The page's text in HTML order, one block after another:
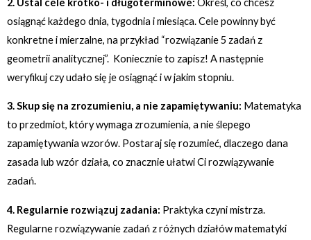
osiągnąć każdego dnia, tygodnia i miesiąca. Cele powinny być
konkretne i mierzalne, na przykład “rozwiązanie 5 zadań z
geometrii analitycznej”. Koniecznie to zapisz! A następnie
weryfikuj czy udało się je osiągnąć i w jakim stopniu.
3. Skup się na zrozumieniu, a nie zapamiętywaniu: Matematyka
to przedmiot, który wymaga zrozumienia, a nie ślepego
zapamiętywania wzorów. Postaraj się rozumieć, dlaczego dana
zasada lub wzór działa, co znacznie ułatwi Ci rozwiązywanie
zadań.
4. Regularnie rozwiązuj zadania: Praktyka czyni mistrza.
Regularne rozwiązywanie zadań z różnych działów matematyki